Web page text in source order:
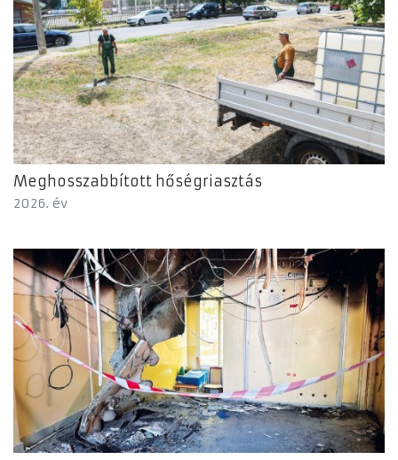
Meghosszabbított hőségriasztás
2026. év